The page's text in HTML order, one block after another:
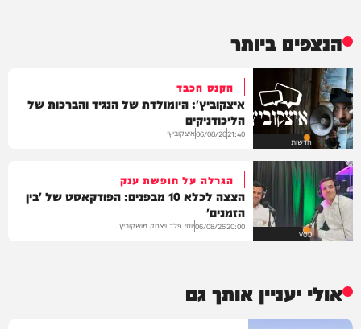
הנצפים ביותר
חדשות
הקנס הכבד
איצקוביץ': היומולדת של הנגיד והברכות של
הליכודניקים
21:40
06/08/26איצקוביץ'
VOD
הגרלה על חופשת ענק
הצצה לכלא 10 מבפנים: הפודקאסט של 'בין
הזמנים'
20:00
06/08/26יוסי פלד ויצחק מושקוביץ
אולי יעניין אותך גם